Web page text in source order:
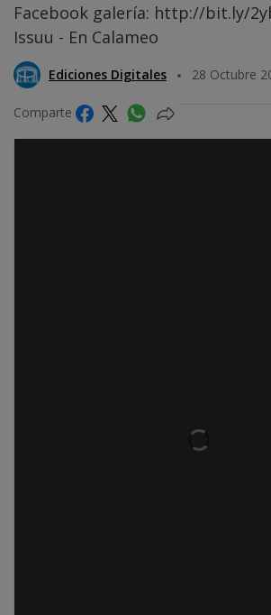
Facebook galería: http://bit.ly/
Issuu - En Calameo
Ediciones Digitales 28 Octubre
Comparte